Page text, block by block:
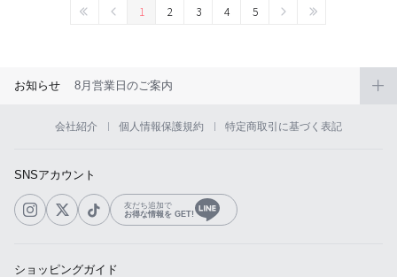
1 2 3 4 5
お知らせ 8月営業日のご案内
会社紹介 個人情報保護規約 特定商取引に基づく表記
SNSアカウント
友だち追加で
お得な情報を GET!
ショッピングガイド